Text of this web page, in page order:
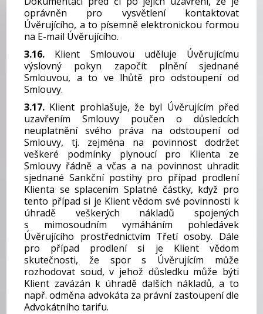
oprávněn pro vysvětlení kontaktovat
Úvěrujícího, a to písemně elektronickou formou
na E-mail Úvěrujícího.
3.16. Klient Smlouvou uděluje Úvěrujícímu
výslovný pokyn započít plnění sjednané
Smlouvou, a to ve lhůtě pro odstoupení od
Smlouvy.
3.17. Klient prohlašuje, že byl Úvěrujícím před
uzavřením Smlouvy poučen o důsledcích
neuplatnění svého práva na odstoupení od
Smlouvy, tj. zejména na povinnost dodržet
veškeré podmínky plynoucí pro Klienta ze
Smlouvy řádně a včas a na povinnost uhradit
sjednané Sankční postihy pro případ prodlení
Klienta se splacením Splatné částky, když pro
tento případ si je Klient vědom své povinnosti k
úhradě veškerých nákladů spojených
s mimosoudním vymáháním pohledávek
Úvěrujícího prostřednictvím Třetí osoby. Dále
pro případ prodlení si je Klient vědom
skutečnosti, že spor s Úvěrujícím může
rozhodovat soud, v jehož důsledku může býti
Klient zavázán k úhradě dalších nákladů, a to
např. odměna advokáta za právní zastoupení dle
Advokátního tarifu.